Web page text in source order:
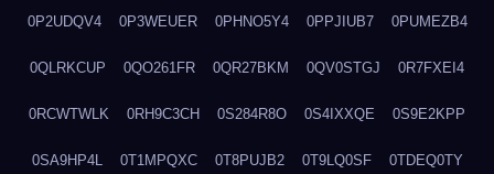
0P2UDQV4 0P3WEUER 0PHNO5Y4 0PPJIUB7 0PUMEZB4
0QLRKCUP 0QO261FR 0QR27BKM 0QV0STGJ 0R7FXEI4
0RCWTWLK 0RH9C3CH 0S284R8O 0S4IXXQE 0S9E2KPP
0SA9HP4L 0T1MPQXC 0T8PUJB2 0T9LQ0SF 0TDEQ0TY